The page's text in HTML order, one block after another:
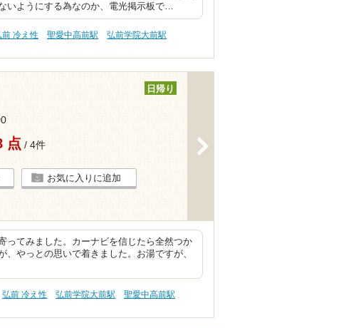
いようにする為なのか、電光掲示板で…
前 冷え性 聖愛中高前駅
弘前学院大前駅
日帰り
点 / 4件
お気に入りに追加
ってみました。カーナビを信じたら全然つか
やっとの思いで着きました。お湯ですが、
弘前 冷え性 弘前学院大前駅
聖愛中高前駅